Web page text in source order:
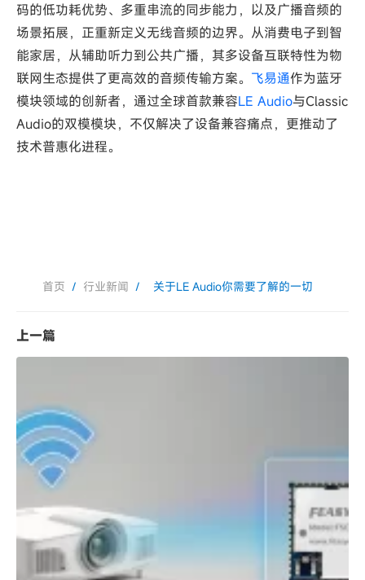
码的低功耗优势、多重串流的同步能力，以及广播音频的
场景拓展，正重新定义无线音频的边界。从消费电子到智
能家居，从辅助听力到公共广播，其多设备互联特性为物
联网生态提供了更高效的音频传输方案。 飞易通作为蓝牙
模块领域的创新者，通过全球首款兼容LE Audio与Classic
Audio的双模模块，不仅解决了设备兼容痛点，更推动了
技术普惠化进程。
首页 / 行业新闻 / 关于LE Audio你需要了解的一切
上一篇